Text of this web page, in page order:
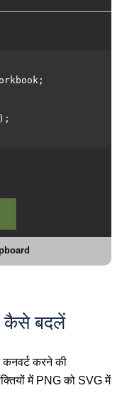
);
कैसे बदलें
कनवर्ट करने की
में PNG को SVG में